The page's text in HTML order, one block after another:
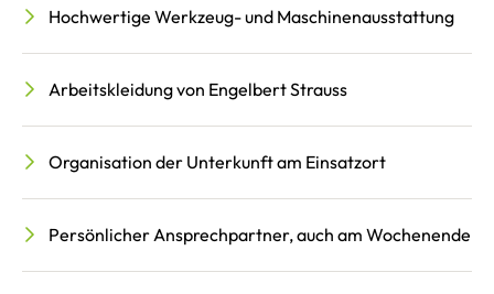
Hochwertige Werkzeug- und Maschinenausstattung
Arbeitskleidung von Engelbert Strauss
Organisation der Unterkunft am Einsatzort
Persönlicher Ansprechpartner, auch am Wochenende